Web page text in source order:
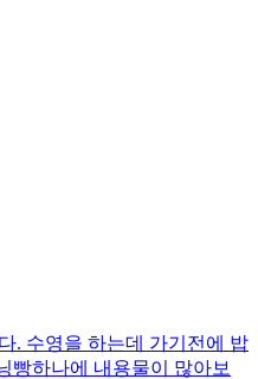
. 수영을 하는데 가기전에 밥
빵하나에 내용물이 많아보